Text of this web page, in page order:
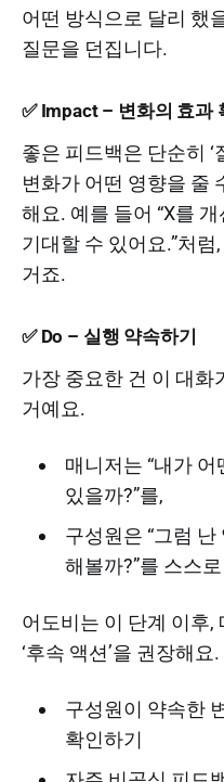
어떤 방식으로 달리 했
질문을 던집니다.
✅ Impact – 변화의 효과
좋은 피드백은 단순히 ‘
변화가 어떤 영향을 줄
해요. 예를 들어 “X를
기대할 수 있어요.”처
거죠.
✅ Do – 실행 약속하기
가장 중요한 건 이 대화
거예요.
매니저는 “내가
있을까?”를,
구성원은 “그럼 난
해볼까?”를 스스
어도비는 이 단계 이후,
‘후속 액션’을 권장해요.
구성원이 약속한
확인하기